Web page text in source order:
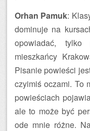
Orhan Pamuk:
dominuje na
opowiadać,
mieszkańcy
Pisanie powieści
czyimiś oczami. To
powieściach
ale to może być
ode mnie różne.